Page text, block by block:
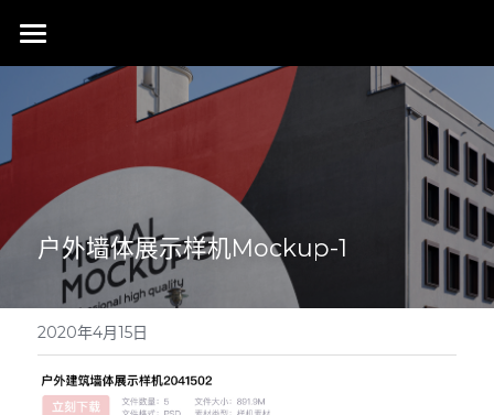
首页
同行赞誉
荣膺奖项
关于我们
联系我们
搜索
户外墙体展示样机Mockup-1
2020年4月15日